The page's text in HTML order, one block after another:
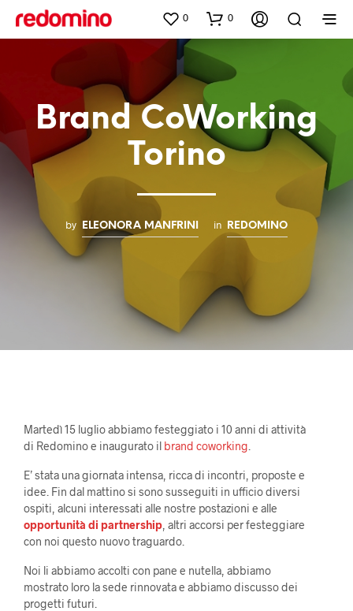
0 0
Brand CoWorking
Torino
by ELEONORA MANFRINI in REDOMINO
Martedì 15 luglio abbiamo festeggiato i 10 anni di attività
di Redomino e inaugurato il brand coworking
E’ stata una giornata intensa, ricca di incontri, proposte e
idee. Fin dal mattino si sono susseguiti in ufficio diversi
ospiti, alcuni interessati alle nostre postazioni e alle
opportunità di partnership , altri accorsi per festeggiare
con noi questo nuovo traguardo.
Noi li abbiamo accolti con pane e nutella, abbiamo
mostrato loro la sede rinnovata e abbiamo discusso dei
progetti futuri.